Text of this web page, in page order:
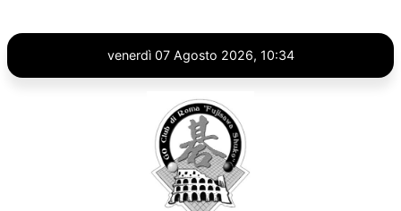
venerdì 07 Agosto 2026, 10:34